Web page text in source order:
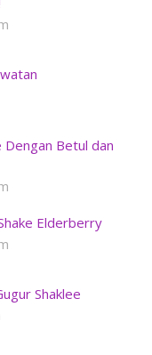
Dengan Betul dan
Elderberry
Shaklee